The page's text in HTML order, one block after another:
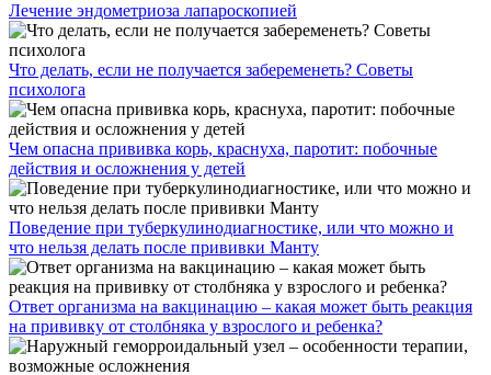
Лечение эндометриоза лапароскопией
Что делать, если не получается забеременеть? Советы
психолога
Чем опасна прививка корь, краснуха, паротит: побочные
действия и осложнения у детей
Поведение при туберкулинодиагностике, или что можно и
что нельзя делать после прививки Манту
Ответ организма на вакцинацию – какая может быть реакция
на прививку от столбняка у взрослого и ребенка?